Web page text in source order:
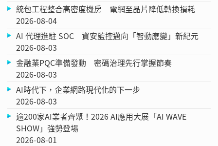
統包工程整合高密度機房 電網至晶片降低轉換損耗
2026-08-04
AI 代理進駐 SOC 資安監控邁向「智動應變」新紀元
2026-08-03
金融業PQC準備發動 密碼治理先行掌握節奏
2026-08-03
AI時代下，企業網路現代化的下一步
2026-08-03
逾200家AI業者齊聚！2026 AI應用大展「AI WAVE
SHOW」強勢登場
2026-08-01